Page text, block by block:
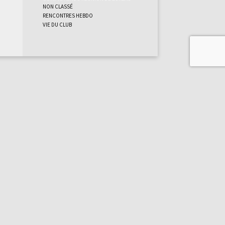
Non classé
Rencontres Hebdo
Vie du club